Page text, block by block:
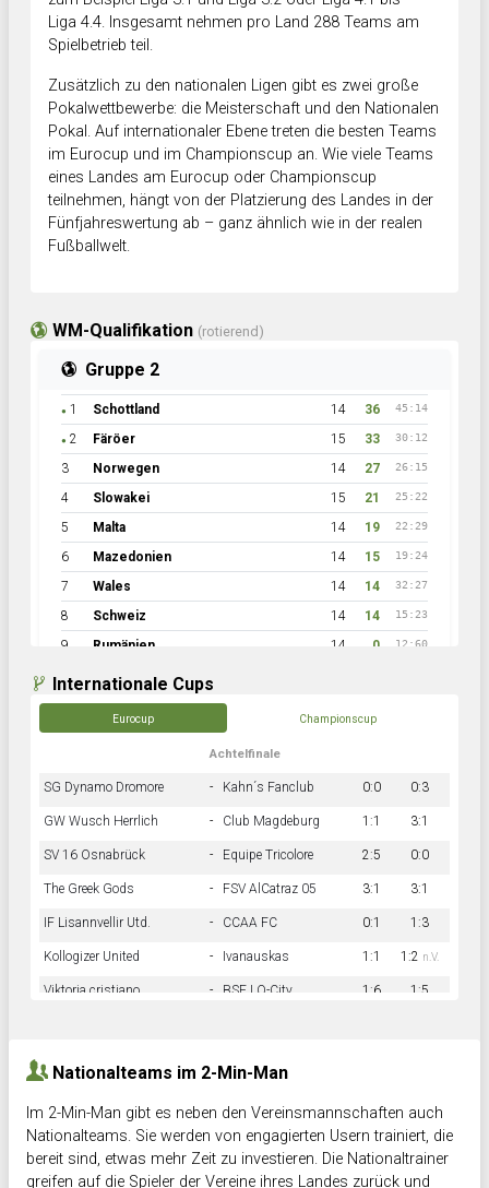
Liga 4.4. Insgesamt nehmen pro Land 288 Teams am
Spielbetrieb teil.
Zusätzlich zu den nationalen Ligen gibt es zwei große
Pokalwettbewerbe: die Meisterschaft und den Nationalen
Pokal. Auf internationaler Ebene treten die besten Teams
im Eurocup und im Championscup an. Wie viele Teams
eines Landes am Eurocup oder Championscup
teilnehmen, hängt von der Platzierung des Landes in der
Fünfjahreswertung ab – ganz ähnlich wie in der realen
Fußballwelt.
WM-Qualifikation (rotierend)
Gruppe 2
● 1 Schottland 14 36 45:14
● 2 Färöer 15 33 30:12
3 Norwegen 14 27 26:15
4 Slowakei 15 21 25:22
5 Malta 14 19 22:29
6 Mazedonien 14 15 19:24
7 Wales 14 14 32:27
8 Schweiz 14 14 15:23
9 Rumänien 14 0 12:60
Internationale Cups
Eurocup Championscup
Achtelfinale
SG Dynamo Dromore - Kahn´s Fanclub 0:0 0:3
GW Wusch Herrlich - Club Magdeburg 1:1 3:1
SV 16 Osnabrück - Equipe Tricolore 2:5 0:0
The Greek Gods - FSV AlCatraz 05 3:1 3:1
IF Lisannvellir Utd. - CCAA FC 0:1 1:3
Kollogizer United - Ivanauskas 1:1 1:2 n.V.
Viktoria cristiano - BSF LO-City 1:6 1:5
Nationalteams im 2-Min-Man
Im 2-Min-Man gibt es neben den Vereinsmannschaften auch
Nationalteams. Sie werden von engagierten Usern trainiert, die
bereit sind, etwas mehr Zeit zu investieren. Die Nationaltrainer
greifen auf die Spieler der Vereine ihres Landes zurück und